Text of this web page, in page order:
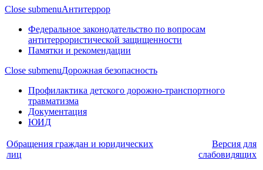
Close submenuАнтитеррор
Федеральное законодательство по вопросам
антитеррористической защищенности
Памятки и рекомендации
Close submenuДорожная безопасность
Профилактика детского дорожно-транспортного
травматизма
Документация
ЮИД
Обращения граждан и юридических
лиц
Версия для
слабовидящих